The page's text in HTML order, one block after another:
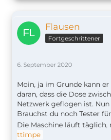
Flausen
Fortgeschrittener
6. September 2020
Moin, ja im Grunde kann
daran, dass die Dose
Netzwerk geflogen ist.
Brauchst du noch Tester
Die Maschine läuft
ttimpe